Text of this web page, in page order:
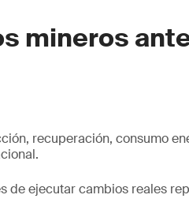
mineros
recuperación, consumo
de ejecutar cambios reales